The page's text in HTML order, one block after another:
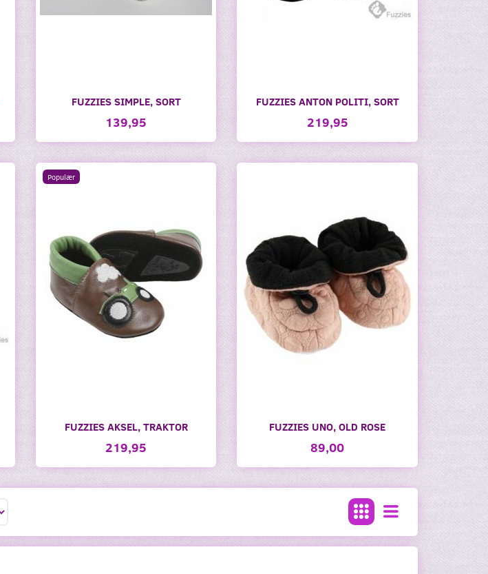
FUZZIES SIMPLE, SORT
139,95
FUZZIES ANTON POLITI, SORT
219,95
Populær
FUZZIES AKSEL, TRAKTOR
219,95
FUZZIES UNO, OLD ROSE
89,00